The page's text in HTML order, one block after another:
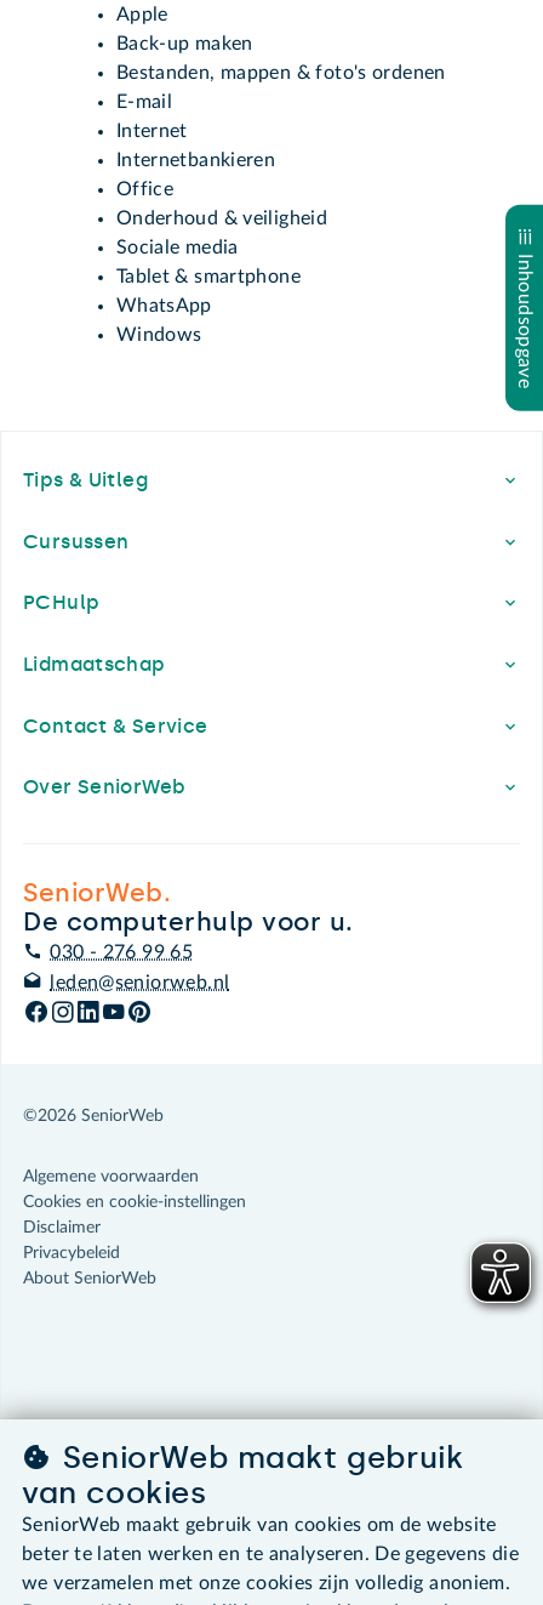
Inhoudsopgave
Apple
Back-up maken
Bestanden, mappen & foto's ordenen
E-mail
Internet
Internetbankieren
Office
Onderhoud & veiligheid
Sociale media
Tablet & smartphone
WhatsApp
Windows
Tips & Uitleg
Cursussen
PCHulp
Lidmaatschap
Contact & Service
Over SeniorWeb
SeniorWeb.
De computerhulp voor u.
030 - 276 99 65
leden@seniorweb.nl
©2026 SeniorWeb
Algemene voorwaarden
Cookies en cookie-instellingen
Disclaimer
Privacybeleid
About SeniorWeb
SeniorWeb maakt gebruik
van cookies
SeniorWeb maakt gebruik van cookies om de website
beter te laten werken en te analyseren. De gegevens die
we verzamelen met onze cookies zijn volledig anoniem.